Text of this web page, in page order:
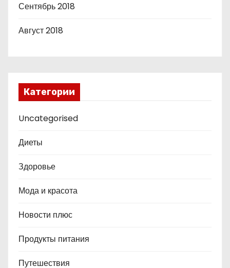
Сентябрь 2018
Август 2018
Категории
Uncategorised
Диеты
Здоровье
Мода и красота
Новости плюс
Продукты питания
Путешествия